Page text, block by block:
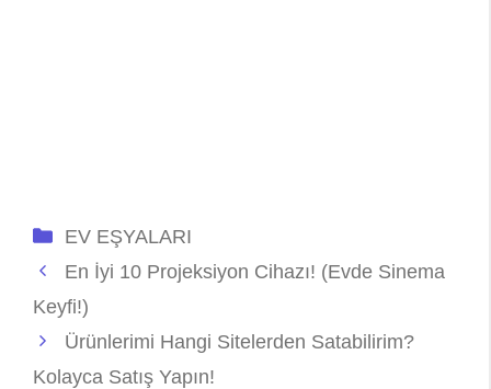
Kategoriler
EV EŞYALARI
En İyi 10 Projeksiyon Cihazı! (Evde Sinema
Keyfi!)
Ürünlerimi Hangi Sitelerden Satabilirim?
Kolayca Satış Yapın!